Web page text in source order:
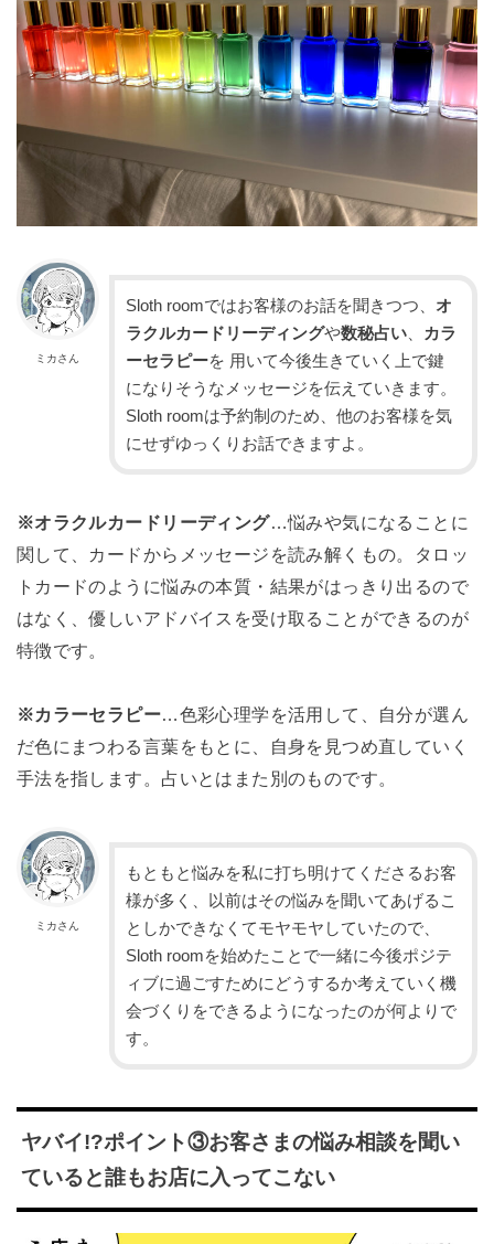
ミカさん
Sloth roomではお客様のお話を聞きつつ、 オ
ラクルカードリーディングや数秘占い、
カラ
ーセラピーを 用いて今後生きていく上で鍵
になりそうなメッセージを伝えていきます。
Sloth roomは予約制のため、他のお客様を気
にせずゆっくりお話できますよ。
※オラクルカードリーディング…悩みや気になることに
関して、カードからメッセージを読み解くもの。タロッ
トカードのように悩みの本質・結果がはっきり出るので
はなく、優しいアドバイスを受け取ることができるのが
特徴です。
※カラーセラピー…色彩心理学を活用して、自分が選ん
だ色にまつわる言葉をもとに、自身を見つめ直していく
手法を指します。占いとはまた別のものです。
ミカさん
もともと悩みを私に打ち明けてくださるお客
様が多く、以前はその悩みを聞いてあげるこ
としかできなくてモヤモヤしていたので、
Sloth roomを始めたことで一緒に今後ポジテ
ィブに過ごすためにどうするか考えていく機
会づくりをできるようになったのが何よりで
す。
ヤバイ!?ポイント③お客さまの悩み相談を聞い
ていると誰もお店に入ってこない